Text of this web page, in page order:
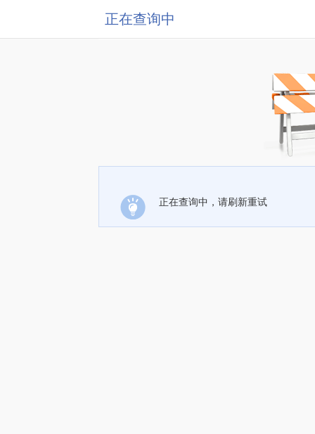
正在查询中
正在查询中，请刷新重试